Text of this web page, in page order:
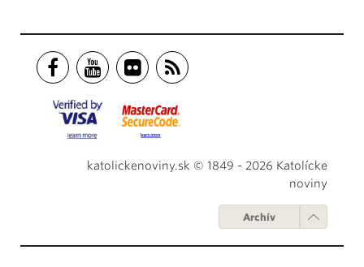
katolickenoviny.sk © 1849 - 2026 Katolícke
noviny
Archív